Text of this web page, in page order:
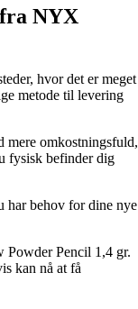
NYX
hvor det er meget
metode til levering
mere omkostningsfuld,
fysisk befinder dig
har behov for dine nye
Powder Pencil 1,4 gr.
kan nå at få